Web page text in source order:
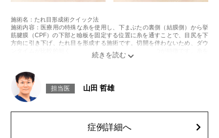
施術名：たれ目形成術クイック法
施術内容：医療用の特殊な糸を使用し、下まぶたの裏側（結膜側）から挙
筋腱膜（CPF）の下部と瞼板を固定する位置に糸を通すことで、目尻を下
方向に引き下げ、たれ目を形成する施術です。切開を伴わないため、ダウ
ンタイムが比較的短く、お顔の表面に傷跡が残らないのが特徴です。糸を
通す位置や角度を繊細に調整することで、しっかりとした変化とともに、
施術時間：約30分程
リスク、副作用：腫れ、内出血、疼痛、目がごろごろする違和感などが術
後一時的に生じることがございます。また、稀に細菌感染症、左右差、後
戻り、縫合糸の露出、逆さ睫毛になる、目が乾燥する、睫毛が切れたり抜
費用：217,800円(税込)〜327,800円(税込)
オプション：笑気麻酔 3,300円(税込)
担当医 山田 哲雄
症例詳細へ